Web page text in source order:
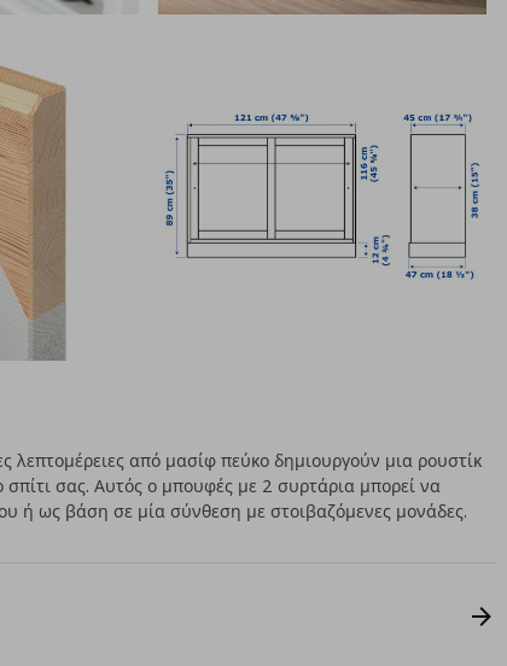
λεπτομέρειες από μασίφ πεύκο δημιουργούν μια ρουστίκ
σπίτι σας. Αυτός ο μπουφές με 2 συρτάρια μπορεί να
ή ως βάση σε μία σύνθεση με στοιβαζόμενες μονάδες.